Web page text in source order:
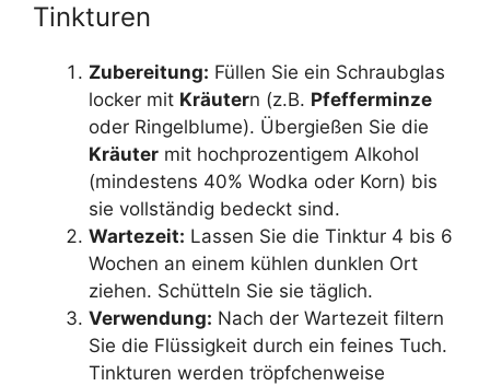
Tinkturen
Zubereitung: Füllen Sie ein Schraubglas
locker mit Kräutern (z.B. Pfefferminze
oder Ringelblume). Übergießen Sie die
Kräuter mit hochprozentigem Alkohol
(mindestens 40% Wodka oder Korn) bis
sie vollständig bedeckt sind.
Wartezeit: Lassen Sie die Tinktur 4 bis 6
Wochen an einem kühlen dunklen Ort
ziehen. Schütteln Sie sie täglich.
Verwendung: Nach der Wartezeit filtern
Sie die Flüssigkeit durch ein feines Tuch.
Tinkturen werden tröpfchenweise